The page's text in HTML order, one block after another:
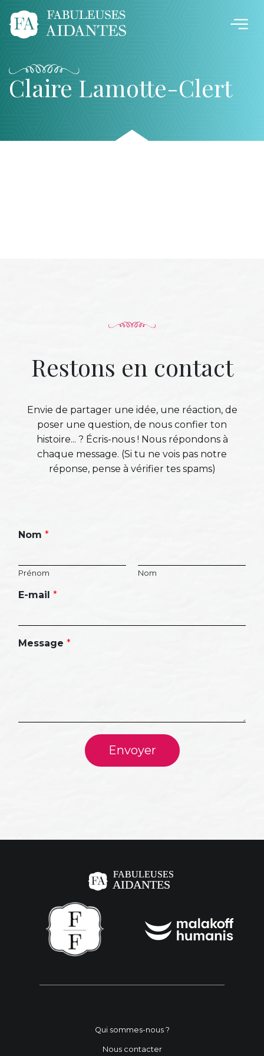
Claire Lamotte-Clert
Restons en contact
Envie de partager une idée, une réaction, de
poser une question, de nous confier ton
histoire... ? Écris-nous ! Nous répondons à
chaque message. (Si tu ne vois pas notre
réponse, pense à vérifier tes spams)
Nom *
Prénom Nom
E-mail *
Message *
Envoyer
Qui sommes-nous ?
Nous contacter